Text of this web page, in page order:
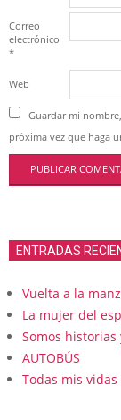
Correo
electrónico
*
Web
Guardar mi
próxima vez que haga
ENTRADAS
Vuelta a la
La mujer del
Somos
AUTOBÚS
Todas mis vidas